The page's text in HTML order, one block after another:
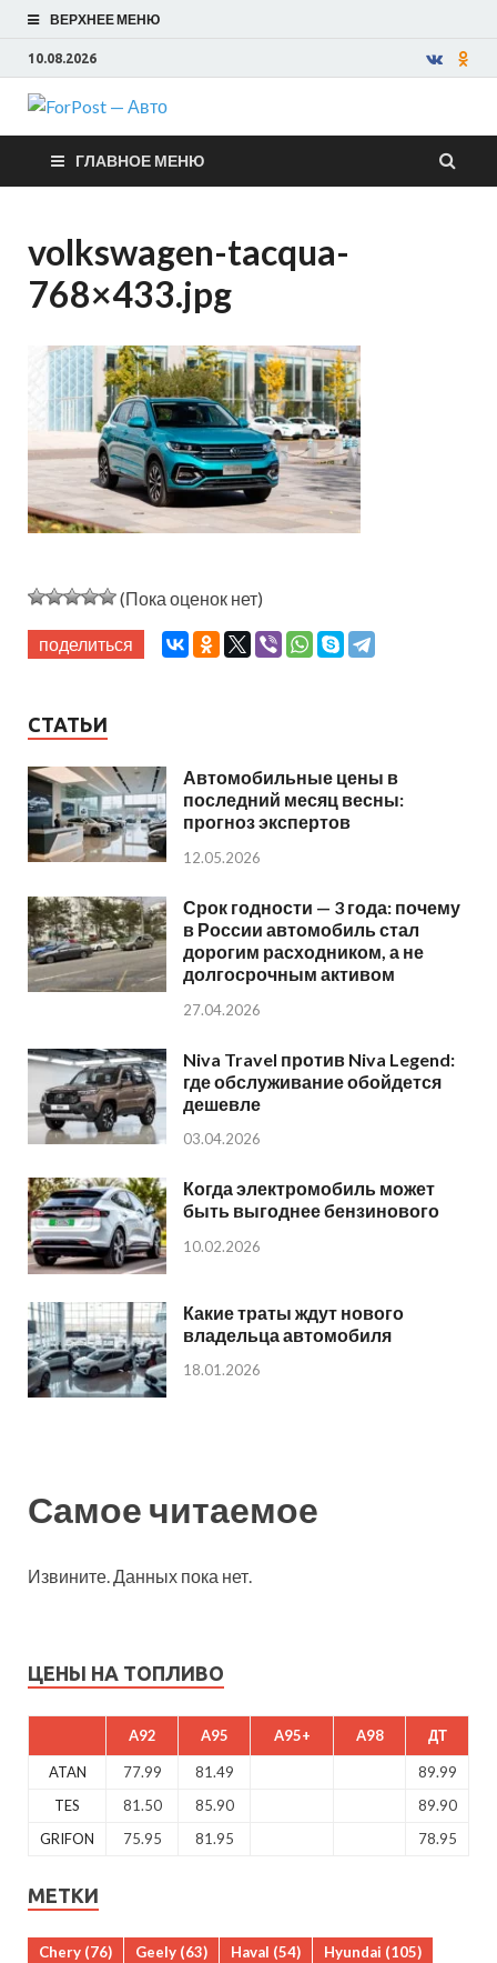
ВЕРХНЕЕ МЕНЮ
10.08.2026
ForPost —
Авто
ГЛАВНОЕ МЕНЮ
volkswagen-tacqua-
768×433.jpg
(Пока оценок нет)
поделиться
СТАТЬИ
Автомобильные цены в
последний месяц весны:
прогноз экспертов
12.05.2026
Срок годности — 3 года: почему
в России автомобиль стал
дорогим расходником, а не
долгосрочным активом
27.04.2026
Niva Travel против Niva Legend:
где обслуживание обойдется
дешевле
03.04.2026
Когда электромобиль может
быть выгоднее бензинового
10.02.2026
Какие траты ждут нового
владельца автомобиля
18.01.2026
Самое читаемое
Извините. Данных пока нет.
ЦЕНЫ НА ТОПЛИВО
A92 A95 A95+ A98 ДТ
ATAN 77.99 81.49
89.99
TES
81.50 85.90
89.90
GRIFON
75.95 81.95 78.95
МЕТКИ
Chery (76) Geely (63) Haval (54) Hyundai (105)